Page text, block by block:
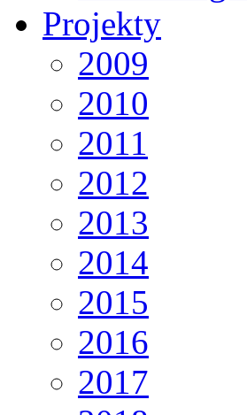
Projekty
2009
2010
2011
2012
2013
2014
2015
2016
2017